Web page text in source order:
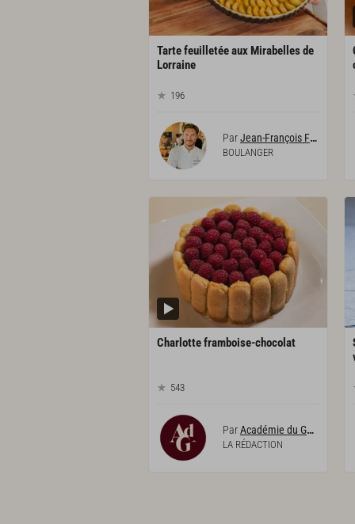
Tarte feuilletée aux Mirabelles de
Lorraine
196
ParJean-François Feuillette
BOULANGER
Charlotteframboise-chocolat
543
ParAcadémie du Goût
LA RÉDACTION